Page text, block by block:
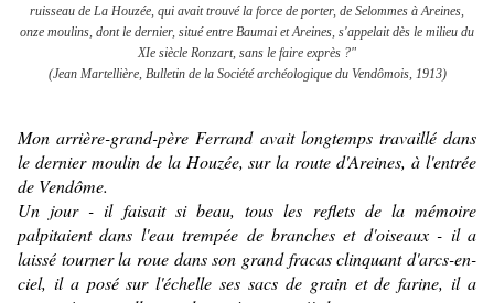
ruisseau de La Houzée, qui avait trouvé la force de porter, de Selommes à Areines,
onze moulins, dont le dernier, situé entre Baumai et Areines, s'appelait dès le milieu du
XIe siècle Ronzart, sans le faire exprès ?"
(Jean Martellière, Bulletin de la Société archéologique du Vendômois, 1913)
Mon arrière-grand-père Ferrand avait longtemps travaillé dans
le dernier moulin de la Houzée, sur la route d'Areines, à l'entrée
de Vendôme.
Un jour - il faisait si beau, tous les reflets de la mémoire
palpitaient dans l'eau trempée de branches et d'oiseaux - il a
laissé tourner la roue dans son grand fracas clinquant d'arcs-en-
ciel, il a posé sur l'échelle ses sacs de grain et de farine, il a